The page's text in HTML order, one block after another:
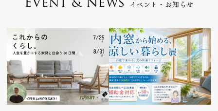
Event & News イベント・お知らせ